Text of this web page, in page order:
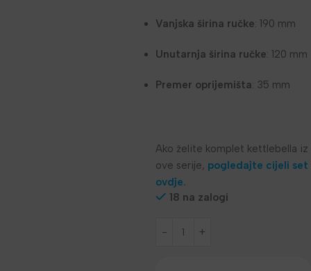
Vanjska širina ručke: 190 mm
Unutarnja širina ručke: 120 mm
Premer oprijemišta: 35 mm
Ako želite komplet kettlebella iz
ove serije, pogledajte cijeli set
ovdje.
18 na zalogi